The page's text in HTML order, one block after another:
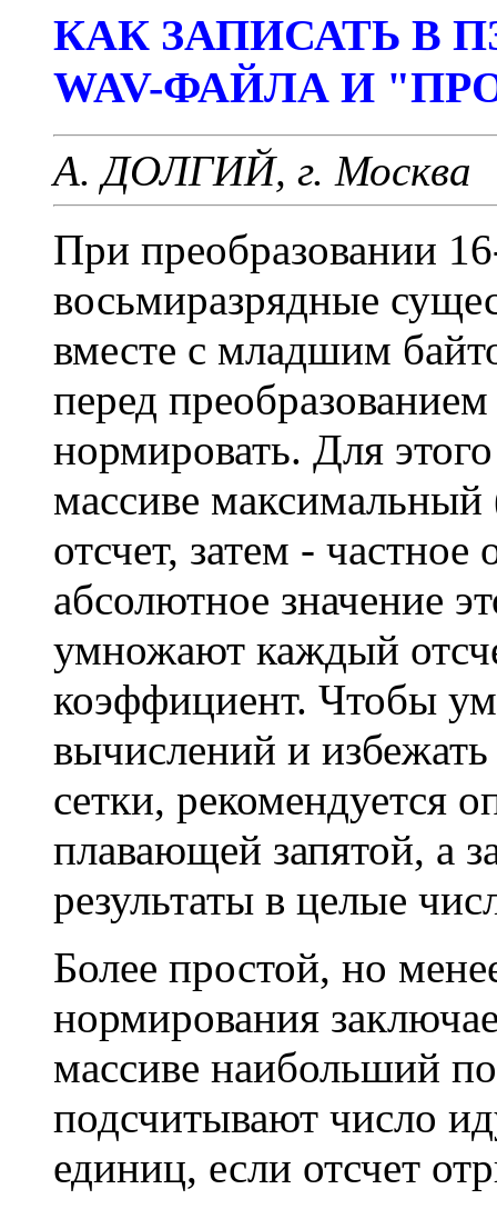
КАК ЗАПИСАТЬ В
WAV-ФАЙЛА И
А. ДОЛГИЙ, г. Москва
При преобразовании
восьмиразрядные
вместе с младшим
перед
нормировать. Для
массиве
отсчет, затем -
абсолютное значение
умножают каждый
коэффициент. Чтобы
вычислений и
сетки, рекомендуется
плавающей запятой, а
результаты в целые
Более простой, но
нормирования
массиве наибольший
подсчитывают число
единиц, если отсчет